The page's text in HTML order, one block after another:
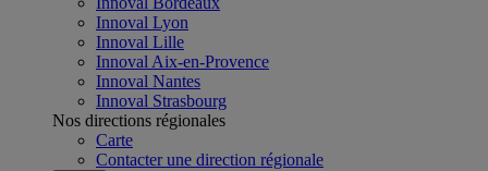
Innoval Lyon
Innoval Lille
Innoval Aix-en-Provence
Innoval Nantes
Innoval Strasbourg
Nos directions régionales
Carte
Contacter une direction régionale